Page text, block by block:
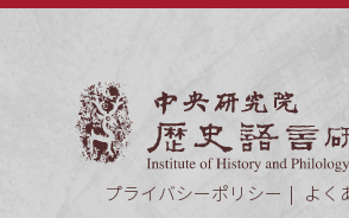
プライバシーポリシー
よく